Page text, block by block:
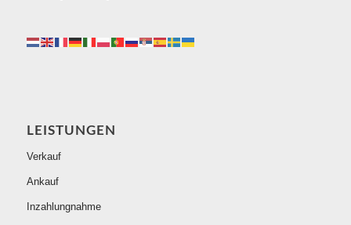
LEISTUNGEN
Verkauf
Ankauf
Inzahlungnahme